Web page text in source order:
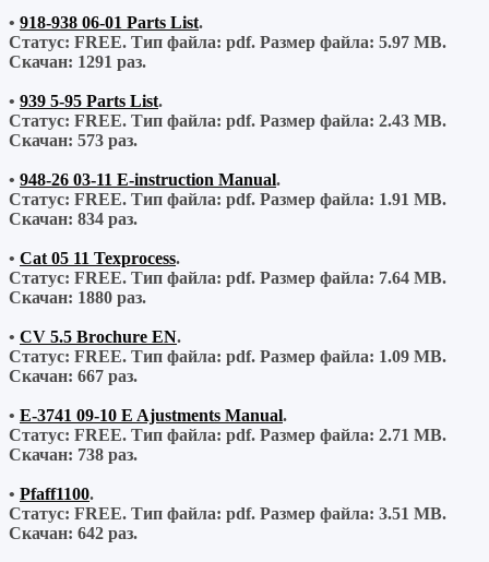
• 918-938 06-01 Parts List.
Статус: FREE. Тип файла: pdf. Размер файла: 5.97 MB.
Скачан: 1291 раз.
• 939 5-95 Parts List.
Статус: FREE. Тип файла: pdf. Размер файла: 2.43 MB.
Скачан: 573 раз.
• 948-26 03-11 E-instruction Manual.
Статус: FREE. Тип файла: pdf. Размер файла: 1.91 MB.
Скачан: 834 раз.
• Cat 05 11 Texprocess.
Статус: FREE. Тип файла: pdf. Размер файла: 7.64 MB.
Скачан: 1880 раз.
• CV 5.5 Brochure EN.
Статус: FREE. Тип файла: pdf. Размер файла: 1.09 MB.
Скачан: 667 раз.
• E-3741 09-10 E Ajustments Manual.
Статус: FREE. Тип файла: pdf. Размер файла: 2.71 MB.
Скачан: 738 раз.
• Pfaff1100.
Статус: FREE. Тип файла: pdf. Размер файла: 3.51 MB.
Скачан: 642 раз.